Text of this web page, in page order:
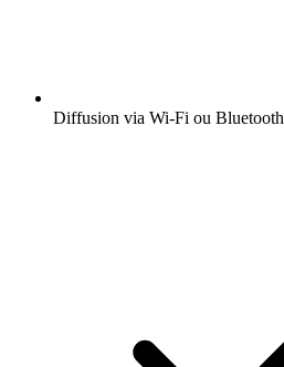
Diffusion via Wi-Fi ou Bluetooth